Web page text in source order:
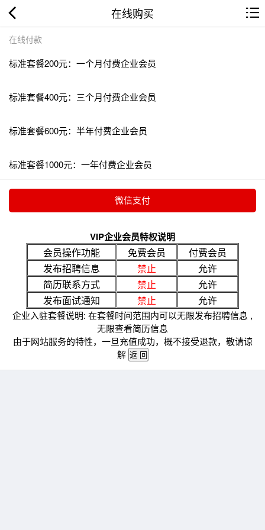
在线购买
在线付款
标准套餐200元：一个月付费企业会员
标准套餐400元：三个月付费企业会员
标准套餐600元：半年付费企业会员
标准套餐1000元：一年付费企业会员
VIP企业会员特权说明
会员操作功能 免费会员
付费会员
发布招聘信息
禁止
允许
简历联系方式
禁止
允许
发布面试通知
禁止 允许
企业入驻套餐说明: 在套餐时间范围内可以无限发布招聘信息 ,
无限查看简历信息
由于网站服务的特性，一旦充值成功，概不接受退款，敬请谅
解